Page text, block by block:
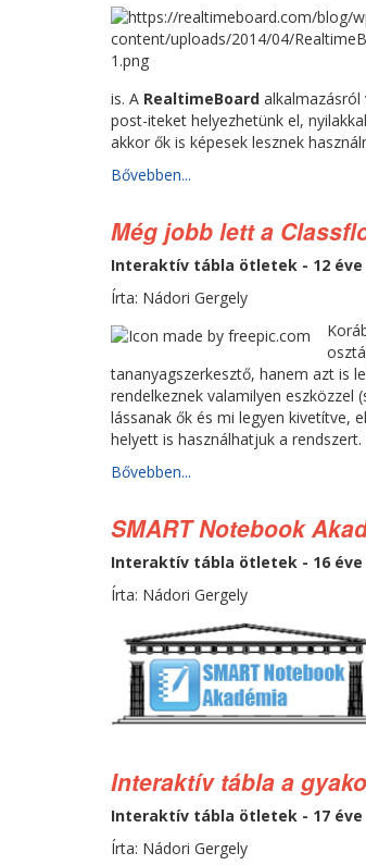
is. A RealtimeBoard alkalmazásról
post-iteket helyezhetünk el,
akkor ők is képesek lesznek
Bővebben...
Még jobb lett a
Interaktív tábla ötletek - 12 éve
Írta: Nádori Gergely
tananyagszerkesztő, hanem azt is
rendelkeznek valamilyen
lássanak ők és mi legyen kivetítve,
helyett is használhatjuk a
Bővebben...
SMART Notebook
Interaktív tábla ötletek - 16 éve
Írta: Nádori Gergely
Interaktív tábla a
Interaktív tábla ötletek - 17 éve
Írta: Nádori Gergely